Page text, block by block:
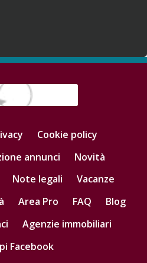
Cookie policy
annunci
Novità
Note legali
Vacanze
Area Pro FAQ
Blog
Agenzie immobiliari
Facebook